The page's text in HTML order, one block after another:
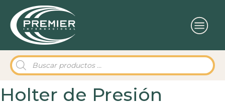
Búsqueda
de
Holter de Presión